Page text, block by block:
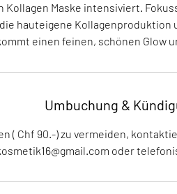
Kollagen Maske intensiviert.
die hauteigene
einen feinen, schönen Glow
Umbuchung &
( Chf 90.-) zu vermeiden,